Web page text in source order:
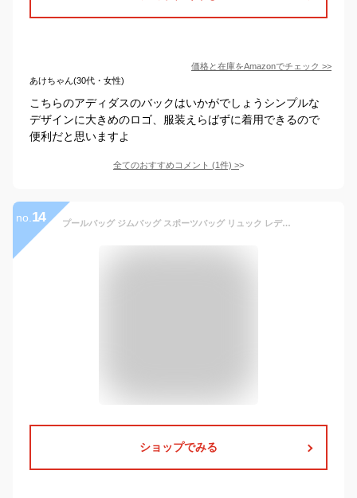
価格と在庫をAmazonでチェック >>
あけちゃん(30代・女性)
こちらのアディダスのバックはいかがでしょうシンプルな
デザインに大きめのロゴ、服装えらばずに着用できるので
便利だと思いますよ
全てのおすすめコメント (1件) >
no. 14 プールバッグ ジムバッグ スポーツバッグ リュック レディース 大容量 シューズ収納 ナップサック プールバッグ スイムバッグ 軽量 撥水加工 2層式 乾湿分離 バッグ アウトドア 部活動 旅行
ショップでみる